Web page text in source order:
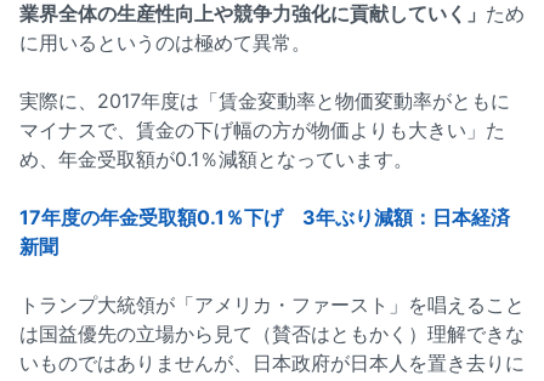
業界全体の生産性向上や競争力強化に貢献していく」 ため
に用いるというのは極めて異常。
実際に、2017年度は「賃金変動率と物価変動率がともに
マイナスで、賃金の下げ幅の方が物価よりも大きい」た
め、年金受取額が0.1％減額となっています。
17年度の年金受取額0.1％下げ 3年ぶり減額：日本経済
新聞
トランプ大統領が「アメリカ・ファースト」を唱えること
は国益優先の立場から見て（賛否はともかく）理解できな
いものではありませんが、日本政府が日本人を置き去りに